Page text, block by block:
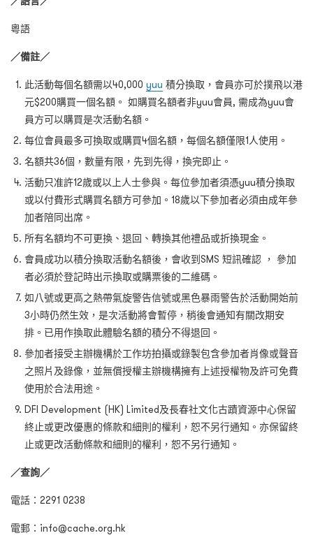
粵語
／備註／
此活動每個名額需以40,000 yuu 積分換取，會員亦可於撲飛以港
元$200購買一個名額。 如購買名額者非yuu會員, 需成為yuu會
員方可以購買是次活動名額。
每位會員最多可換取或購買4個名額，每個名額僅限1人使用。
名額共36個，數量有限，先到先得，換完即止。
活動只准許12歲或以上人士參與。每位參加者須憑yuu積分換取
或以付費形式購買名額方可參加。18歲以下參加者必須由成年參
加者陪同出席。
所有名額均不可更換、退回、轉換其他禮品或折換現金。
會員成功以積分換取活動名額後，會收到SMS 短訊確認 ， 參加
者必須於登記時出示換取或購票後的二維碼。
如八號或更高之熱帶氣旋警告信號或黑色暴雨警告於活動開始前
3小時仍然生效，是次活動將會暫停，稍後會通知有關改期安
排。已用作換取此體驗名額的積分不得退回。
參加者接受主辦機構於工作坊拍攝或錄製包含參加者肖像或聲音
之照片及錄像，並無償授權主辦機構擁有上述授權物及許可免費
使用於合法用途。
DFI Development (HK) Limited及長春社文化古蹟資源中心保留
終止或更改優惠的條款和細則的權利，恕不另行通知。亦保留終
止或更改活動條款和細則的權利，恕不另行通知。
／查詢／
電話：2291 0238
電郵：info@cache.org.hk